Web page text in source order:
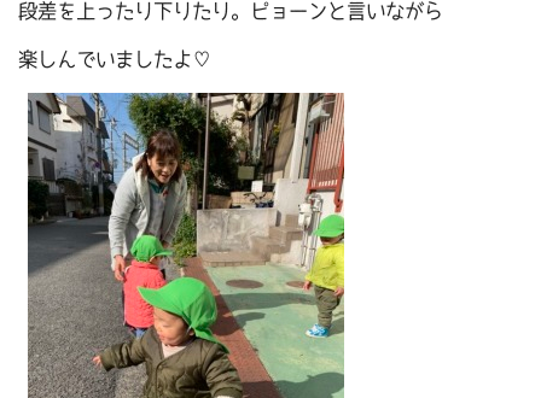
段差を上ったり下りたり。ピョーンと言いながら
楽しんでいましたよ♡